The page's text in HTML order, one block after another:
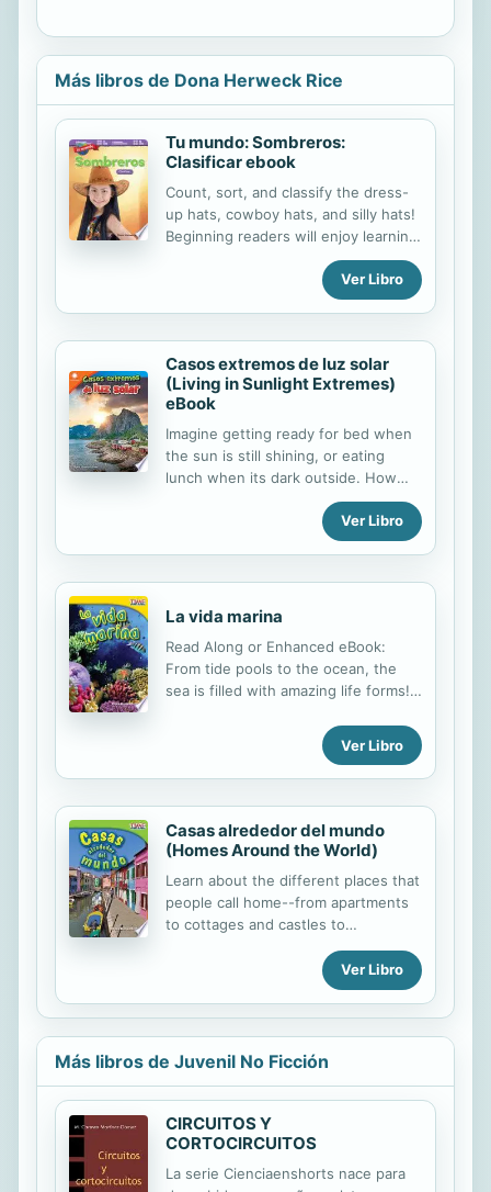
Más libros de Dona Herweck Rice
Tu mundo: Sombreros:
Clasificar ebook
Count, sort, and classify the dress-
up hats, cowboy hats, and silly hats!
Beginning readers will enjoy learning
to classify and sort objects with this
brightly illustrated Spanish book.
Featuring vivid images and easy-to-
develops students' math and reading
skills and introduces them to early
STEM themes. The Math Talk section
includes questions that will increase
understanding of basic math and
reading concepts and develop
students' speaking and listening
skills. Learning math is fun and easy
with this engaging text!
Ver Libro
Casos extremos de luz solar
(Living in Sunlight Extremes)
eBook
Imagine getting ready for bed when
the sun is still shining, or eating
lunch when its dark outside. How
are such things possible? Learn how
people in places such as Alaska,
Norway, Iceland, Sweden, and
sunlight and darkness. Created in
collaboration with the Smithsonian
ignite a curiosity about STEAM topics
through real-world examples. It
features a hands-on STEAM
makerspaces and that guides
students step-by-step through the
engineering design process. Make
STEAM career connections with
career...
Ver Libro
La vida marina
Read Along or Enhanced eBook:
From tide pools to the ocean, the
sea is filled with amazing life forms!
beginning to end with informational,
Spanish-translated text, vivid
photos, and a picture glossary of
Ver Libro
Casas alrededor del mundo
(Homes Around the World)
Learn about the different places that
people call home--from apartments
to cottages and castles to
farmhouses. With bright, vivid
photos and easy-to-read
informational text, this Spanish-
readers to different cultures'
definitions of "home."
Ver Libro
Más libros de Juvenil No Ficción
CIRCUITOS Y
CORTOCIRCUITOS
La serie Cienciaenshorts nace para